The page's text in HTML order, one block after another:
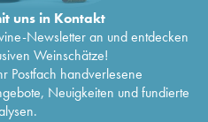
uns in Kontakt
Newsletter an und entdecken
Weinschätze!
Postfach handverlesene
Neuigkeiten und fundierte